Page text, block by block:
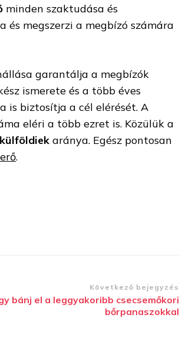
minden szaktudása és
megszerzi a megbízó számára
garantálja a megbízók
ismerete és a több éves
is biztosítja a cél elérését. A
eléri a több ezret is. Közülük a
külföldiek aránya. Egész pontosan
.
Következő bejegyzés
bánj el a leggyakoribb csecsemőkori
bőrpanaszokkal